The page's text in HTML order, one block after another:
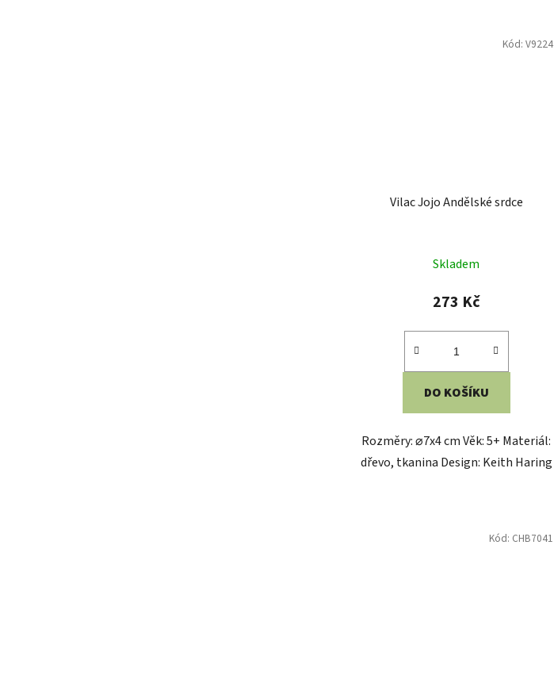
Vilac Jojo Andělské srdce
Skladem
273 Kč
DO KOŠÍKU
Rozměry: ⌀7x4 cm Věk: 5+ Materiál:
dřevo, tkanina Design: Keith Haring
Kód: V9224
Kód: CHB7041